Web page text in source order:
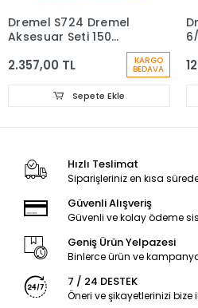
Dremel S724 Dremel
Aksesuar Seti 150
2.357,00 TL KARGO
BEDAVA
Sepete Ekle
Hızlı Teslimat
Siparişleriniz en kısa
Güvenli Alışveriş
Güvenli ve kolay ödeme
Geniş Ürün Yelpazesi
Binlerce ürün ve
7 / 24 DESTEK
Öneri ve şikayetlerinizi bize